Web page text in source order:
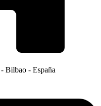
Bilbao - España